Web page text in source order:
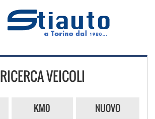
RICERCA VEICOLI
KM0 NUOVO